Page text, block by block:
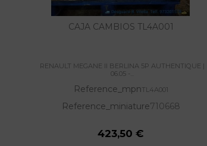
CAJA CAMBIOS TL4A001
RENAULT MEGANE II BERLINA 5P AUTHENTIQUE |
06.05 -...
Reference_mpnTL4A001
Reference_miniature710668
423,50 €